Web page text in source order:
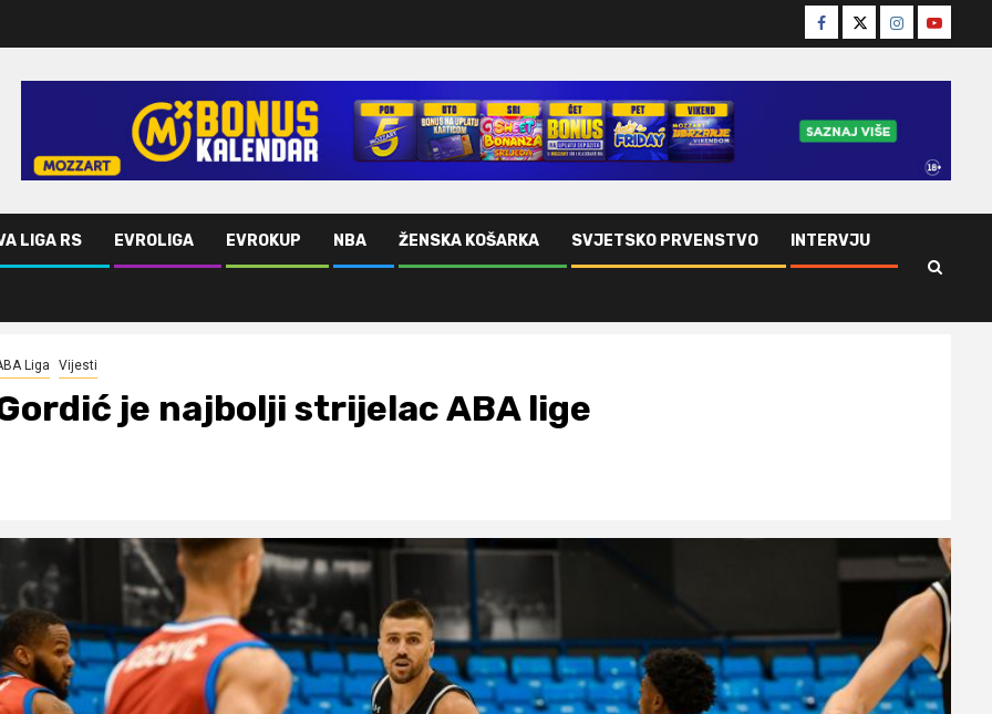
Facebook
TwitterInstagram
Youtube
LIGA RS EVROLIGA EVROKUP NBA ŽENSKA KOŠARKA SVJETSKO PRVENSTVO INTERVJU
Liga Vijesti
je najbolji strijelac ABA lige